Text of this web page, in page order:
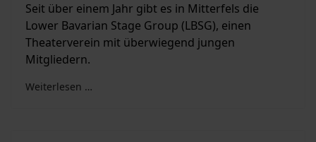
Seit über einem Jahr gibt es in Mitterfels die
Lower Bavarian Stage Group (LBSG), einen
Theaterverein mit überwiegend jungen
Mitgliedern.
Weiterlesen …